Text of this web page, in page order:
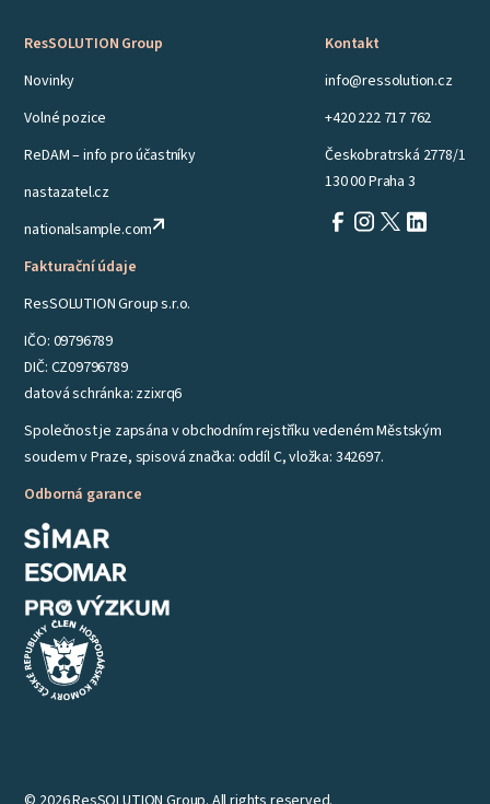
ResSOLUTION Group
Novinky
Volné pozice
ReDAM – info pro účastníky
nastazatel.cz
nationalsample.com
Kontakt
info@ressolution.cz
+420 222 717 762
Českobratrská 2778/1
130 00 Praha 3
Fakturační údaje
ResSOLUTION Group s.r.o.
IČO: 09796789
DIČ: CZ09796789
datová schránka: zzixrq6
Společnost je zapsána v obchodním rejstříku vedeném Městským
soudem v Praze, spisová značka: oddíl C, vložka: 342697.
Odborná garance